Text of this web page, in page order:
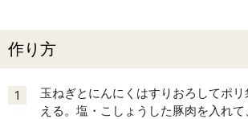
作り方
1 玉ねぎとにんにくはすりおろしてポリ
える。塩・こしょうした豚肉を入れ